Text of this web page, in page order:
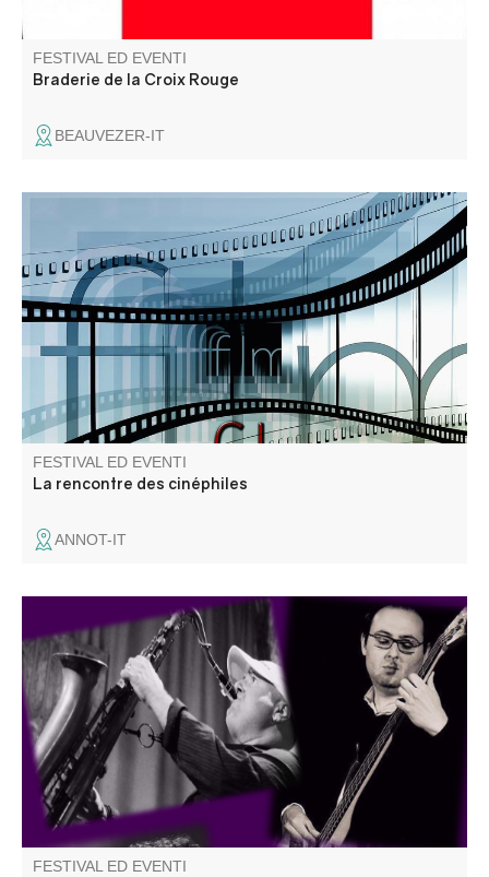
FESTIVAL ED EVENTI
Braderie de la Croix Rouge
BEAUVEZER-IT
Amateur de films, de cinéma, de documentaires, amis
cinéphiles, venez en discuter !
FESTIVAL ED EVENTI
La rencontre des cinéphiles
ANNOT-IT
Concert « Il suffit de passer le col », une rencontre entre
musiciens italiens et français qui n'ont pas l'habitude de
jouer ensemble. Information 06 18 07 14 29
FESTIVAL ED EVENTI